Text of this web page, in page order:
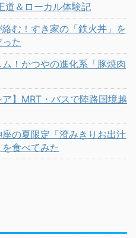
道＆ローカル体験記
む！すき家の「鉄火丼」を
た
！かつやの進化系「豚焼肉
ア】MRT・バスで陸路国境越
の夏限定「澄みきりお出汁
食べてみた